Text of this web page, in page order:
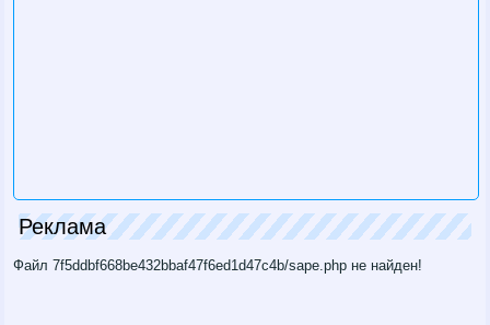
Реклама
Файл 7f5ddbf668be432bbaf47f6ed1d47c4b/sape.php не найден!